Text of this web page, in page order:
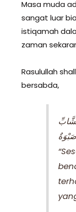
Masa muda
sangat luar
istiqamah
zaman
Rasulullah
bersabda,